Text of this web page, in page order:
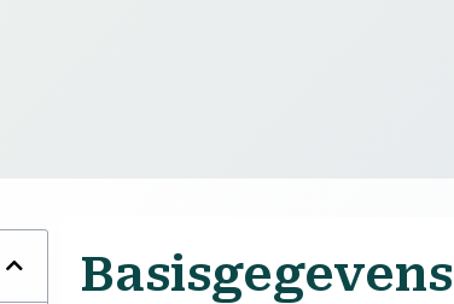
Basisgegevens